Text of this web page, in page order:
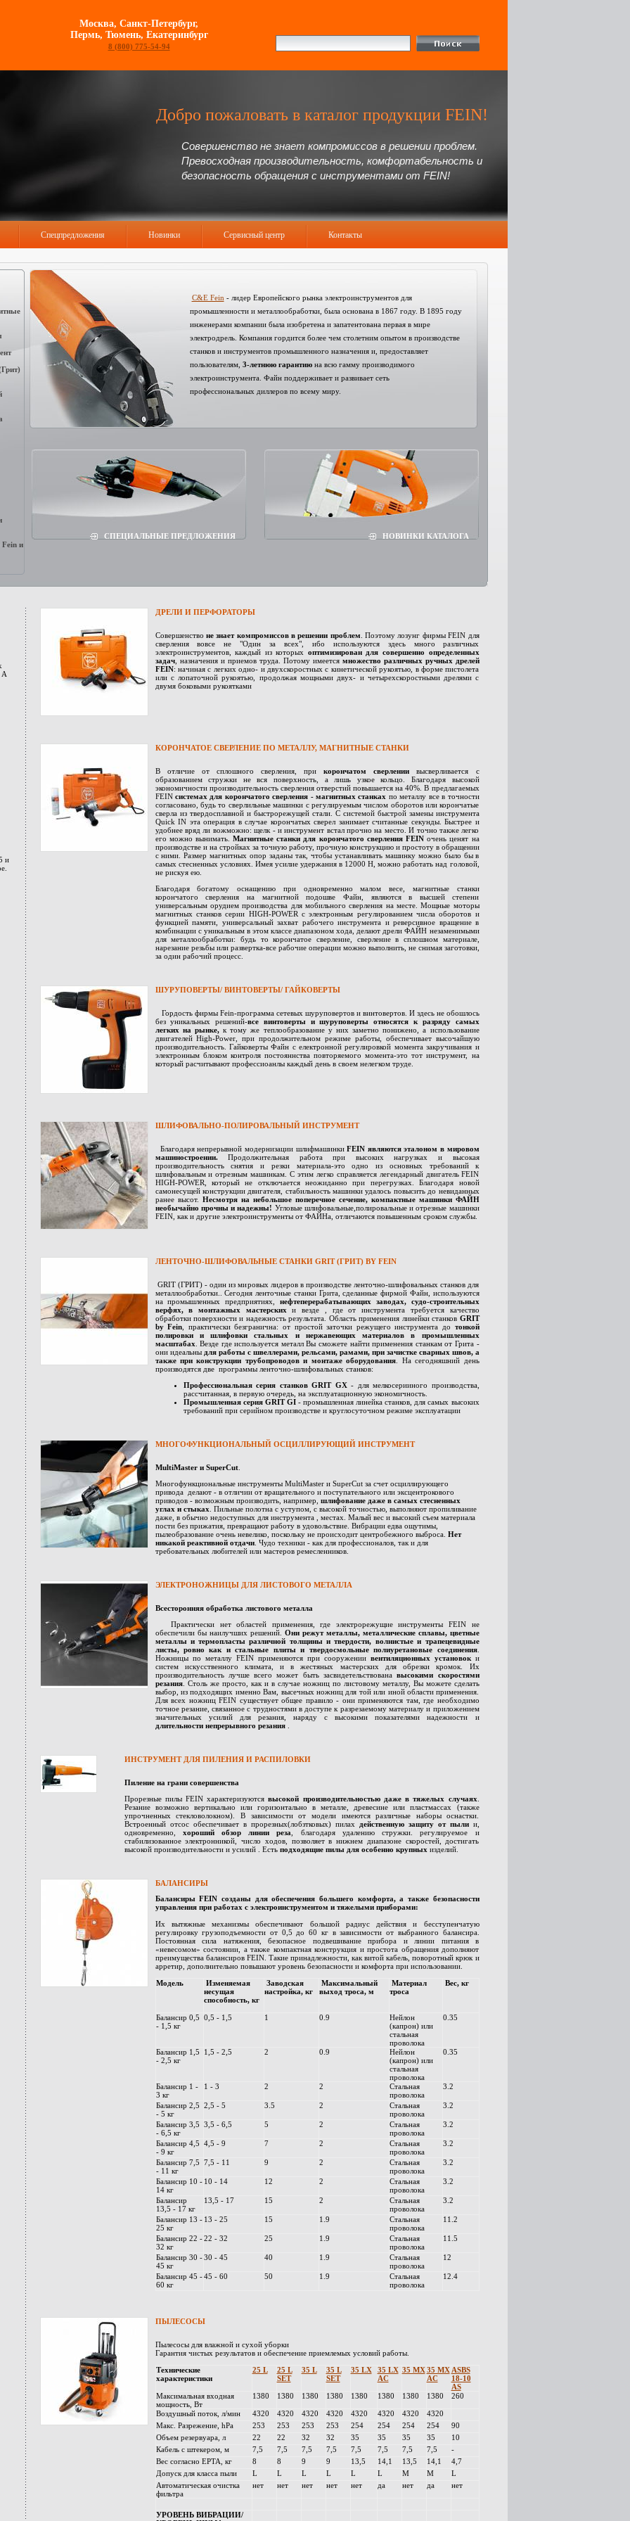
Москва, Санкт-Петербург,
Пермь, Тюмень, Екатеринбург
8 (800) 775-54-94
Добро пожаловать в каталог продукции FEIN!
Совершенство не знает компромиссов в решении проблем.
Превосходная производительность, комфортабельность и
безопасность обращения с инструментами от FEIN!
Спецпредложения Новинки Сервисный центр Контакты
Fein и
C&E Fein - лидер Европейского рынка электроинструментов для
промышленности и металлообработки, была основана в 1867 году. В 1895 году
инженерами компании была изобретена и запатентована первая в мире
электродрель. Компания гордится более чем столетним опытом в производстве
станков и инструментов промышленного назначения и, предоставляет
пользователям, 3-летнюю гарантиюна всю гамму производимого
электроинструмента. Файн поддерживает и развивает сеть
профессиональных диллеров по всему миру.
СПЕЦИАЛЬНЫЕ ПРЕДЛОЖЕНИЯ НОВИНКИ КАТАЛОГА
и
ДРЕЛИ И ПЕРФОРАТОРЫ
Совершенство не знает компромиссов в решении проблем . Поэтому лозунг фирмы FEIN для
сверления вовсе не "Один за всех", ибо используются здесь много различных
электроинструментов, каждый из которых оптимизирован для совершенно определенных
задач, назначения и приемов труда. Потому имеется множество различных ручных дрелей
FEIN: начиная с легких одно- и двухскоростных с кинетической рукоятью, в форме пистолета
или с лопаточной рукоятью, продолжая мощными двух- и четырехскоростными дрелями с
двумя боковыми рукоятками
КОРОНЧАТОЕ СВЕРЛЕНИЕ ПО МЕТАЛЛУ, МАГНИТНЫЕ СТАНКИ
В отличие от сплошного сверления, прикорончатом сверлении высверливается с
образованием стружки не вся поверхность, а лишь узкое кольцо. Благодаря высокой
экономичности производительность сверления отверстий повышается на 40%. В предлагаемых
FEIN системах для корончатого сверления - магнитных станках по металлу все в точности
согласовано, будь то сверлильные машинки с регулируемым числом оборотов или корончатые
сверла из твердосплавной и быстрорежущей стали. С системой быстрой замены инструмента
Quick IN эта операция в случае корончатых сверел занимает считанные секунды. Быстрее и
удобнее вряд ли вожможно: щелк - и инструмент встал прочно на место. И точно также легко
его можно вынимать.Магнитные станки для корончатого сверления FEINочень ценят на
производстве и на стройках за точную работу, прочную конструкцию и простоту в обращении
с ними. Размер магнитных опор заданы так, чтобы устанавливать машинку можно было бы в
самых стесненных условиях. Имея усилие удержания в 12000 Н, можно работать над головой,
не рискуя ею.
Благодаря богатому оснащению при одновременно малом весе, магнитные станки
корончатого сверления на магнитной подошве Файн, являются в высшей степени
универсальным орудием производства для мобильного сверления на месте. Мощные моторы
магнитных станков серии HIGH-POWER c электронным регулированием числа оборотов и
функцией памяти, универсальный захват рабочего инструмента и реверсивное вращение в
комбинации с уникальным в этом классе диапазоном хода, делают дрели ФАЙН незаменимыми
для металлообработки: будь то корончатое сверление, сверление в сплошном материале,
нарезание резьбы или развертка-все рабочие операции можно выполнить, не снимая заготовки,
за один рабочий процесс.
ШУРУПОВЕРТЫ/ ВИНТОВЕРТЫ/ ГАЙКОВЕРТЫ
Гордость фирмы Fein-программа сетевых шуруповертов и винтовертов. И здесь не обошлось
без уникальных решений-все винтоверты и шуруповерты относятся к разряду самых
легких на рынке,к тому же теплообразование у них заметно понижено, а использование
двигателей High-Power, при продолжительном режиме работы, обеспечивает высочайшую
производительность. Гайковерты Файн с електронной регулировкой момента закручивания и
электронным блоком контроля постояннства повторяемого момента-это тот инструмент, на
который расчитывают профессиоанлы каждый день в своем нелегком труде.
ШЛИФОВАЛЬНО-ПОЛИРОВАЛЬНЫЙ ИНСТРУМЕНТ
Благодаря непрерывной модернизации шлифмашинкиFEIN являются эталоном в мировом
машиностроении.Продолжительная работа при высоких нагрузках и высокая
производительность снятия и резки материала-это одно из основных требований к
шлифовальным и отрезным машинкам. С этим легко справляется легендарный двигатель FEIN
HIGH-POWER, который не отключается неожиданно при перегрузках. Благодаря новой
самонесущей конструкции двигателя, стабильность машинки удалось повысить до невиданных
ранее высот. Несмотря на небольшое поперечное сечение, компактные машинки ФАЙН
необычайно прочны и надежны! Угловые шлифовальные,полировальные и отрезные машинки
FEIN, как и другие электроинструменты от ФАЙНа, отличаются повышенным сроком службы.
ЛЕНТОЧНО-ШЛИФОВАЛЬНЫЕ СТАНКИ GRIT (ГРИТ) BY FEIN
GRIT (ГРИТ) - один из мировых лидеров в производстве ленточно-шлифовальных станков для
металлообработки.. Сегодня ленточные станки Грита, сделанные фирмой Файн, используются
на промышленных предприятиях, нефтеперерабатывающих заводах, судо-строительных
верфях, в монтажных мастерских и везде , где от инструмента требуется качество
обработки поверхности и надежность результата. Область применения линейки станков GRIT
by Fein , практически безгранична: от простой заточки режущего инструмента до тонкой
полировки и шлифовки стальных и нержавеющих материалов в промышленных
масштабах . Везде где используется металл Вы сможете найти применения станкам от Грита -
они идеальны для работы с швеллерами, рельсами, рамами, при зачистке сварных швов, а
также при конструкции трубопроводов и монтаже оборудования . На сегодняшний день
производятся две программы ленточно-шлифовальных станков:
Профессиональная серия станков GRIT GX- для мелкосерииного производства,
рассчитанная, в первую очередь, на эксплуатационную экономичность.
Промышленная серия GRIT GI- промышленная линейка станков, для самых высоких
требований при серийном производстве и круглосуточном режиме эксплуатации
МНОГОФУНКЦИОНАЛЬНЫЙ ОСЦИЛЛИРУЮЩИЙ ИНСТРУМЕНТ
MultiMaster и SuperCut.
Многофункциональные инструменты MultiMaster и SuperCut за счет осциллирующего
привода делают - в отличии от вращательного и поступательного или эксцентрокового
приводов - возможным производить, например, шлифование даже в самых стесненных
углах и стыках . Пильные полотна с уступом, с высокой точностью, выполняют пропиливание
даже, в обычно недоступных для инструмента , местах. Малый вес и высокий съем материала
пости без прижатия, превращают работу в удовольствие. Вибрации едва ощутимы,
пылеобразование очень невелико, поскольку не происходит центробежного выброса. Нет
никакой реактивной отдачи. Чудо техники - как для профессионалов, так и для
требовательных любителей или мастеров ремесленников.
ЭЛЕКТРОНОЖНИЦЫ ДЛЯ ЛИСТОВОГО МЕТАЛЛА
Всесторонняя обработка листового металла
Практически нет областей применения, где электрорежущие инструменты FEIN не
обеспечили бы наилучших решений. Они режут металлы, металлические сплавы, цветные
металлы и термопласты различной толщины и твердости, волнистые и трапецевидные
листы, ровно как и стальные плиты и твердосмольные полиуретановые соединения.
Ножницы по металлу FEIN применяются при сооружении вентиляционных установоки
систем искусственного климата, и в жестяных мастерских для обрезки кромок. Их
производительность лучше всего может быть засвидетельствованавысокими скоростями
резания. Столь же просто, как и в случае ножниц по листовому металлу, Вы можете сделать
выбор, из подходящих именно Вам, высечных ножниц для той или иной области применения.
Для всех ножниц FEIN существует общее правило - они применяются там, где необходимо
точное резание, связанное с трудностями в доступе к разрезаемому материалу и приложением
значительных усилий для резания, наряду с высокими показателями надежности и
длительности непрерывного резания.
ИНСТРУМЕНТ ДЛЯ ПИЛЕНИЯ И РАСПИЛОВКИ
Пиление на грани совершенства
Прорезные пилы FEIN характеризуютсявысокой производительностью даже в тяжелых случаях
Резание возможно вертикально или горизонтально в металле, древесине или пластмассах (также
упрочненных стекловолокном). В зависимости от модели имеются различные наборы оснастки.
Встроенный отсос обеспечивает в прорезных(лобзтковых) пилах
действенную защиту от пылии,
одновременно, хороший обзор линии реза
, благодаря удалению стружки. регулируемое и
стабилизованное электронникой, число ходов, позволяет в нижнем диапазоне скоростей, достигать
высокой производительности и усилий . Есть подходящие пилы для особенно крупных изделий.
БАЛАНСИРЫ
Балансиры FEIN созданы для обеспечения большего комфорта, а также безопасности
управления при работах с электроинструментом и тяжелыми приборами:
Их вытяжные механизмы обеспечивают большой радиус действия и бесступенчатую
регулировку грузоподъемности от 0,5 до 60 кг в зависимости от выбранного балансира.
Постоянная сила натяжения, безопасное подвешивание прибора и линии питания в
«невесомом» состоянии, а также компактная конструкция и простота обращения дополняют
преимущества балансиров FEIN. Такие принадлежности, как витой кабель, поворотный крюк и
арретир, дополнительно повышают уровень безопасности и комфорта при использовании.
Модель
Изменяемая
несущая
способность, кг
Заводская
настройка, кг
Максимальный
выход троса, м
Материал
троса
Вес, кг
Балансир 0,5
- 1,5 кг
0,5 - 1,5 1 0.9
Нейлон
(капрон) или
стальная
проволока
0.35
Балансир 1,5
- 2,5 кг
1,5 - 2,5 2 0.9
Нейлон
(капрон) или
стальная
проволока
0.35
Балансир 1 -
3 кг
1 - 3 2 2
Стальная
проволока
3.2
Балансир 2,5
- 5 кг
2,5 - 5 3.5 2
Стальная
проволока
3.2
Балансир 3,5
- 6,5 кг
3,5 - 6,5 5 2
Стальная
проволока
3.2
Балансир 4,5
- 9 кг
4,5 - 9 7 2
Стальная
проволока
3.2
Балансир 7,5
- 11 кг
7,5 - 11 9 2
Стальная
проволока
3.2
Балансир 10 -
14 кг
10 - 14 12 2
Стальная
проволока
3.2
Балансир
13,5 - 17 кг
13,5 - 17 15 2
Стальная
проволока
3.2
Балансир 13 -
25 кг
13 - 25 15 1.9
Стальная
проволока
11.2
Балансир 22 -
32 кг
22 - 32 25 1.9
Стальная
проволока
11.5
Балансир 30 -
45 кг
30 - 45 40 1.9
Стальная
проволока
12
Балансир 45 -
60 кг
45 - 60 50 1.9
Стальная
проволока
12.4
ПЫЛЕСОСЫ
Пылесосы для влажной и сухой уборки
Гарантия чистых результатов и обеспечение приемлемых условий работы.
Технические
характеристики
25 L
25 L
SET
35 L
35 L
SET
35 LX
35 LX
AC
35 MX 35 MX
AC
ASBS
18-10
AS
Максимальная входная
мощность, Вт
1380 1380 1380 1380 1380 1380 1380 1380 260
Воздушный поток, л/мин 4320 4320 4320 4320 4320 4320 4320
4320
Макс. Разрежение, hPa
253 253 253 253 254 254 254 254
90
Объем резервуара, л
22 22 32 32 35 35 35 35
10
Кабель с штекером, м
7,5 7,5 7,5 7,5 7,5 7,5 7,5 7,5
-
Вес согласно EPTA, кг
8 8 9 9 13,5 14,1 13,5 14,1
4,7
Допуск для класса пыли
L L L L L L M M
L
Автоматическая очистка
фильтра
нет нет нет нет нет да нет да нет
УРОВЕНЬ ВИБРАЦИИ/